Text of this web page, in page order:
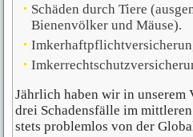
Schäden durch Tiere
Bienenvölker und Mäuse).
Jährlich haben wir in unserem
drei Schadensfälle im
stets problemlos von der